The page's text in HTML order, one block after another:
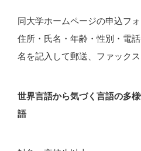
同大学ホームページの申込フ
住所・氏名・年齢・性別・電
名を記入して郵送、ファック
世界言語から気づく言語の多
語